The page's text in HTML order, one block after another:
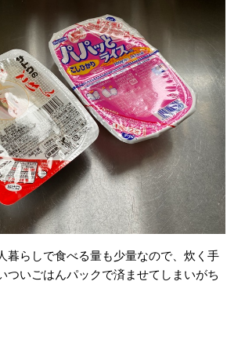
暮らしで食べる量も少量なので、炊く手
ついごはんパックで済ませてしまいがち